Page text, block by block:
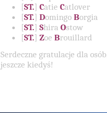
[ST.] Catie Catlover
[ST.] Domingo Borgia
[ST.] Shira Ostow
[ST.] Zoe Brouillard
Serdeczne gratulacje dla
jeszcze kiedyś!